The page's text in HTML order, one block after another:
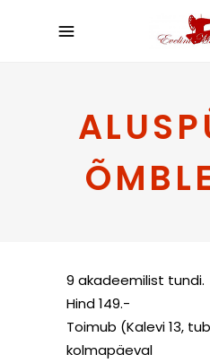
9 akadeemilist tundi.
Hind 149.-
Toimub (Kalevi 13,
kolmapäeval